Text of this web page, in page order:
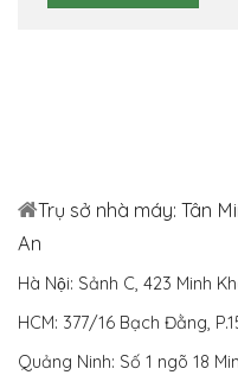
Trụ sở nhà máy: Tân
An
Hà Nội: Sảnh C, 423 Minh
HCM: 377/16 Bạch Đằng,
Quảng Ninh: Số 1 ngõ 18